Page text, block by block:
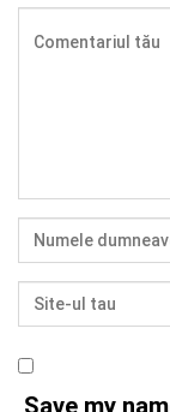
Save my